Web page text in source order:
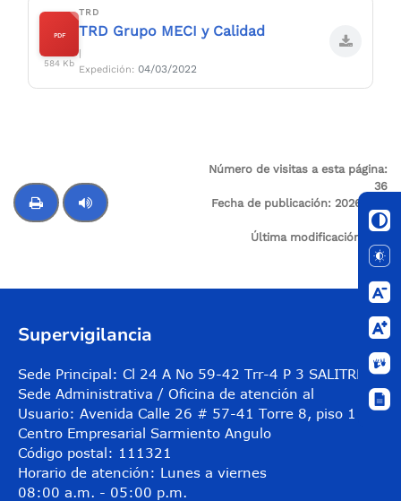
PDF
584 Kb
TRD
TRD Grupo MECI y Calidad
|
Expedición: 04/03/2022
Número de visitas a esta página:
36
Fecha de publicación: 2026-02-
26
Última modificación:
Supervigilancia
Sede Principal: Cl 24 A No 59-42 Trr-4 P 3 SALITRE
Sede Administrativa / Oficina de atención al
Usuario: Avenida Calle 26 # 57-41 Torre 8, piso 11
Centro Empresarial Sarmiento Angulo
Código postal: 111321
Horario de atención: Lunes a viernes
08:00 a.m. - 05:00 p.m.